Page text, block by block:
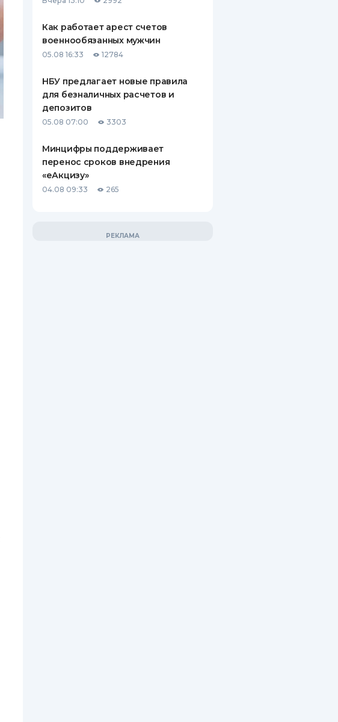
Как работает арест счетов
военнообязанных мужчин
05.08 16:33 12784
НБУ предлагает новые правила
для безналичных расчетов и
депозитов
05.08 07:00 3303
Минцифры поддерживает
перенос сроков внедрения
«еАкцизу»
04.08 09:33 265